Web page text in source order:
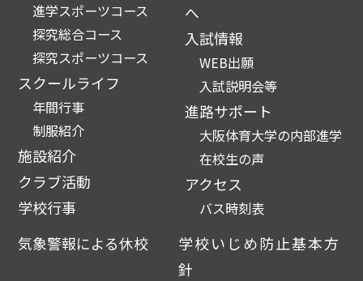
進学スポーツコース
探究総合コース
探究スポーツコース
スクールライフ
年間行事
制服紹介
施設紹介
クラブ活動
学校行事
へ
入試情報
WEB出願
入試説明会等
進路サポート
大阪体育大学の内部進学
在校生の声
アクセス
バス時刻表
気象警報による休校
学校いじめ防止基本方
針